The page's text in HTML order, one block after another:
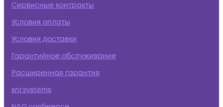
Сервисные контракты
Условия оплаты
Условия доставки
Гарантийное обслуживание
Расширенная гарантия
snr.systems